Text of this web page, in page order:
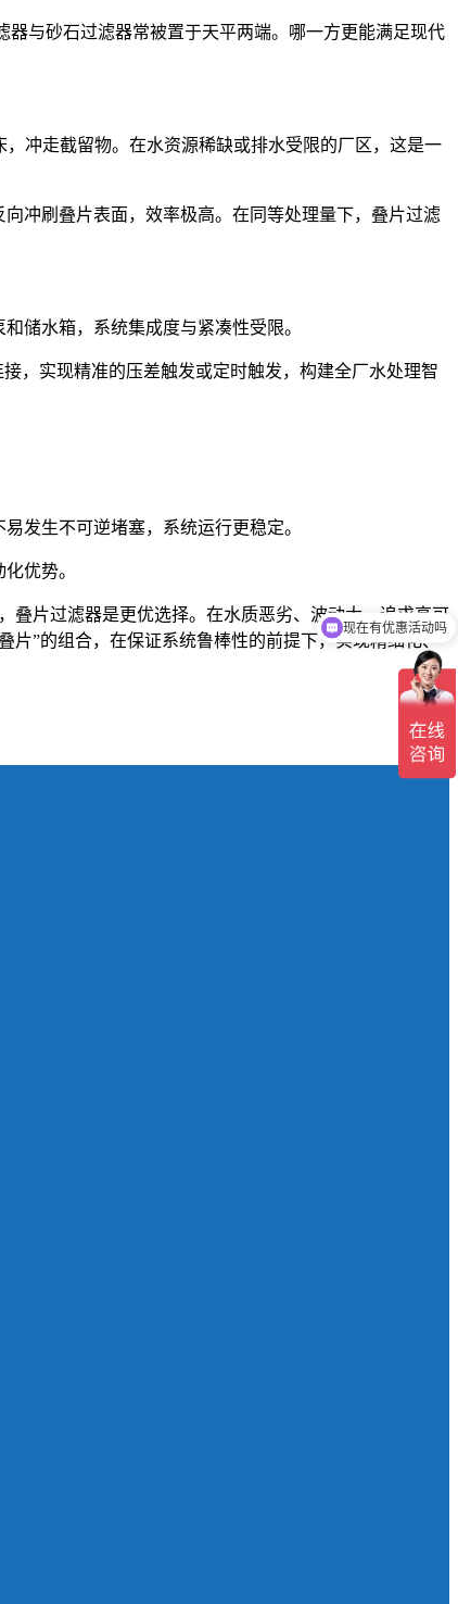
器与砂石过滤器常被置于天平两端。哪一方更能满足现代
冲走截留物。在水资源稀缺或排水受限的厂区，这是一
冲刷叠片表面，效率极高。在同等处理量下，叠片过滤
储水箱，系统集成度与紧凑性受限。
，实现精准的压差触发或定时触发，构建全厂水处理智
发生不可逆堵塞，系统运行更稳定。
优势。
叠片过滤器是更优选择。在水质恶劣、波动大、追求高可
”的组合，在保证系统鲁棒性的前提下，实现精细化、
现在有优惠活动吗